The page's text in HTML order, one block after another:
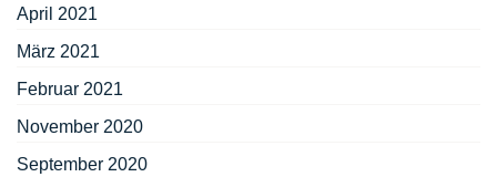
April 2021
März 2021
Februar 2021
November 2020
September 2020